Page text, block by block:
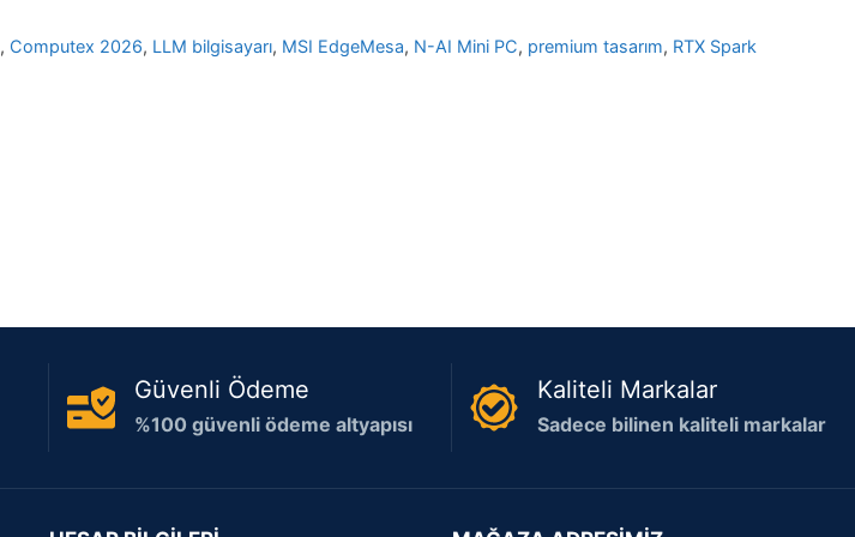
, Computex 2026, LLM bilgisayarı, MSI EdgeMesa, N-AI Mini PC, premium tasarım, RTX Spark
Güvenli Ödeme
%100 güvenli ödeme altyapısı
Kaliteli Markalar
Sadece bilinen kaliteli markalar